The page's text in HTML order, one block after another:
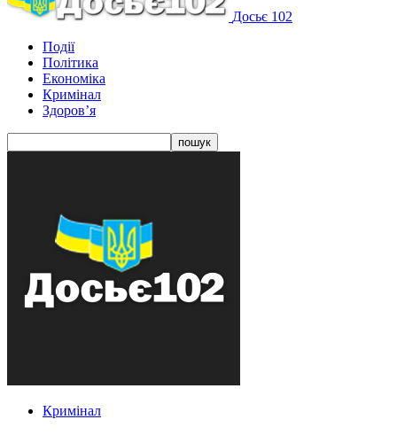
Досьє 102
Події
Політика
Економіка
Кримінал
Здоров’я
Кримінал